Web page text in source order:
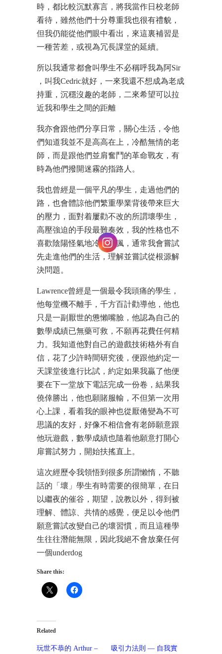
時，都比較沉默寡言，將我當作日校老師
看待，雖然他們十分尊重我也很有禮貌，
但我仍能從他們眼中看出，來這裏補習是
一種苦差，或視為冗長課堂的延續。
所以我通常都會叫學生不必稱呼我為阿Sir
，叫我Cedric就好，一來我還不想成為老成
持重，沉穩沒趣的老師，二來希望可以拉
近我和學生之間的距離
我亦會跟他們分享日常，關心生活，令他
們知道我並不是高高在上，冷酷無情的老
師，而是跟他們並肩奮鬥的革命戰友，有
時為他們撥開迷霧的指路人。
我也曾經是一個平凡的學生，走過他們的
路，也會體諒他們繁重學業背後帶來巨大
的壓力，面對着屢勸不改的所謂壞學生，
高壓強迫的手段最難奏效，我的性格也不
喜歡陰陽怪氣地冷嘲熱諷，通常我會嘗試
先走進他們的生活，理解並嘗試從根源解
決問題。
Lawrence曾經是一個最令我頭痛的學生，
他每堂機不離手，千方百計勸導他，他也
只是一副厭世的憊懶嘴臉，他認為自己的
數學成績已無藥可救，不願再花費任何精
力。我知道他對自己的遊戲技術格外有自
信，花了少許時間研究後，便跟他約定一
天課堂後進行比試，約定如果我贏了他便
要在下一堂放下電話完成一份卷，結果我
僥倖勝出，他也願賭服輸，不但第一次用
心上課，看着我的眼神也從厭倦變為不可
思議的友好，好像不相信會有老師願意跟
他玩遊戲，數學成績也隨着他願意打開心
扉嘗試努力，開始扶搖直上。
這次經歷令我領悟到很多所謂懶惰，不聽
話的「壞」學生有時需要的很簡單，在日
以繼夜的催谷，期望，說教以外，得到被
理解、體諒、共情的感覺，便足以令他們
願意嘗試改變自己的壞習慣，而且這種學
生往往潛能無限，因此我絕不會放棄任何
一個underdog
Share this:
Related
玩世不恭的 Arthur –
吸引力法則 — 自我實